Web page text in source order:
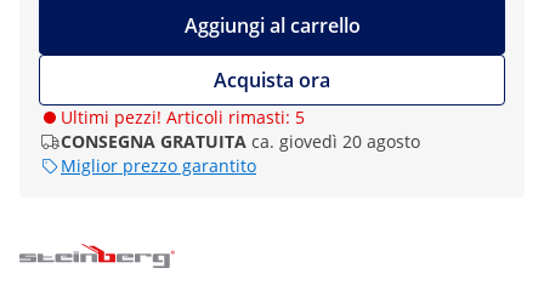
Aggiungi al carrello
Acquista ora
Ultimi pezzi! Articoli rimasti: 5
CONSEGNA GRATUITA ca. giovedì 20 agosto
Miglior prezzo garantito